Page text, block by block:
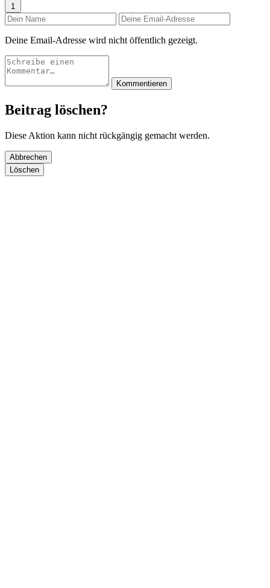
1
Deine Email-Adresse wird nicht öffentlich gezeigt.
Kommentieren
Beitrag löschen?
Diese Aktion kann nicht rückgängig gemacht werden.
Abbrechen
Löschen